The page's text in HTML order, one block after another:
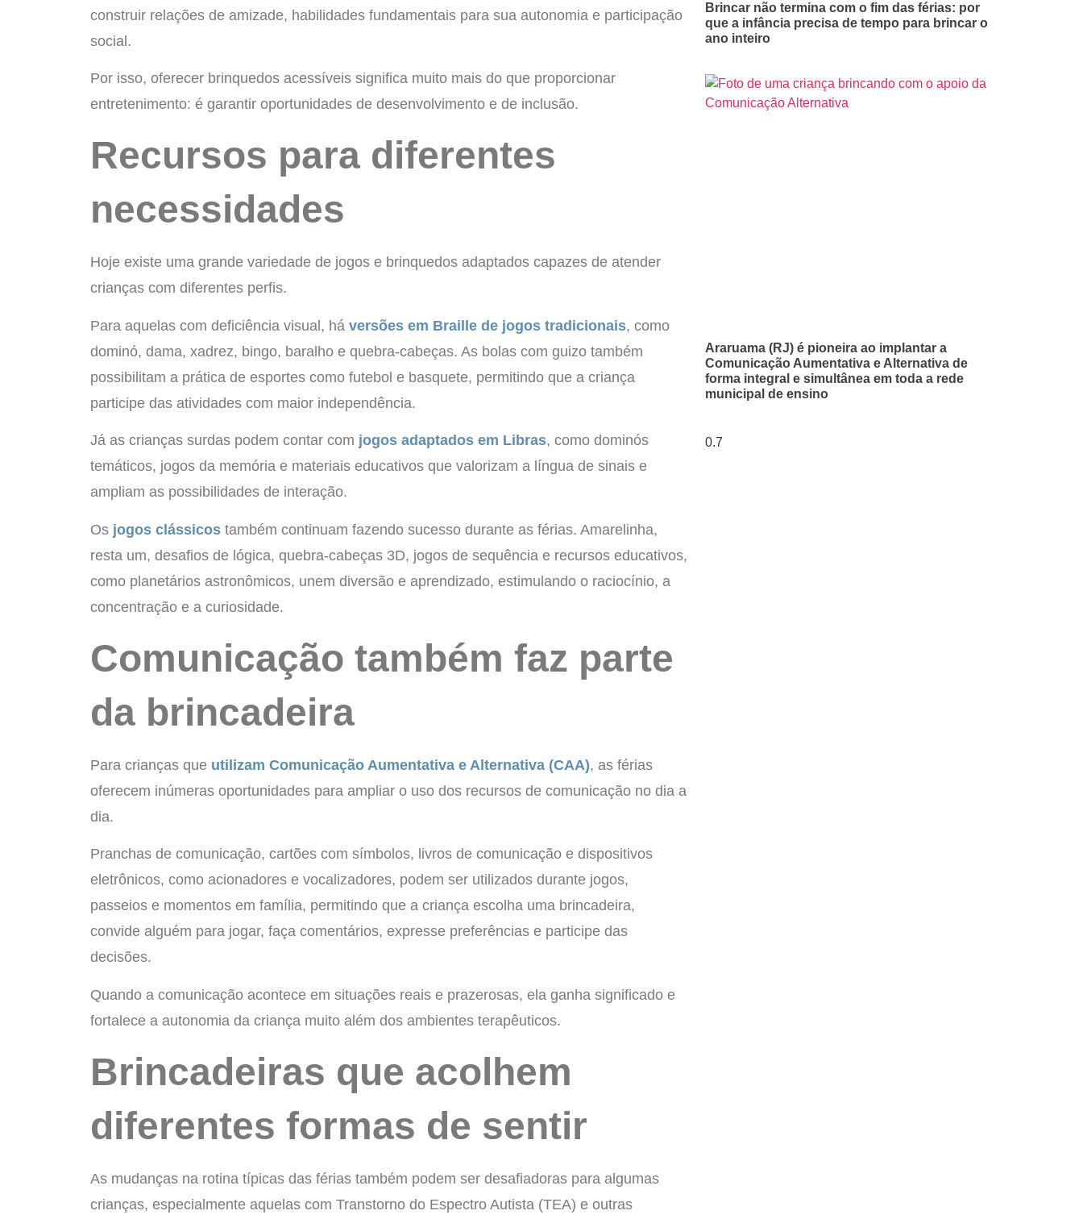
construir relações de amizade, habilidades fundamentais para sua autonomia e participação
social.
Por isso, oferecer brinquedos acessíveis significa muito mais do que proporcionar
entretenimento: é garantir oportunidades de desenvolvimento e de inclusão.
Recursos para diferentes
necessidades
Hoje existe uma grande variedade de jogos e brinquedos adaptados capazes de atender
crianças com diferentes perfis.
Para aquelas com deficiência visual, há versões em Braille de jogos tradicionais, como
dominó, dama, xadrez, bingo, baralho e quebra-cabeças. As bolas com guizo também
possibilitam a prática de esportes como futebol e basquete, permitindo que a criança
participe das atividades com maior independência.
Já as crianças surdas podem contar com jogos adaptados em Libras, como dominós
temáticos, jogos da memória e materiais educativos que valorizam a língua de sinais e
ampliam as possibilidades de interação.
Os jogos clássicos também continuam fazendo sucesso durante as férias. Amarelinha,
resta um, desafios de lógica, quebra-cabeças 3D, jogos de sequência e recursos educativos,
como planetários astronômicos, unem diversão e aprendizado, estimulando o raciocínio, a
concentração e a curiosidade.
Comunicação também faz parte
da brincadeira
Para crianças que utilizam Comunicação Aumentativa e Alternativa (CAA), as férias
oferecem inúmeras oportunidades para ampliar o uso dos recursos de comunicação no dia a
dia.
Pranchas de comunicação, cartões com símbolos, livros de comunicação e dispositivos
eletrônicos, como acionadores e vocalizadores, podem ser utilizados durante jogos,
passeios e momentos em família, permitindo que a criança escolha uma brincadeira,
convide alguém para jogar, faça comentários, expresse preferências e participe das
decisões.
Quando a comunicação acontece em situações reais e prazerosas, ela ganha significado e
fortalece a autonomia da criança muito além dos ambientes terapêuticos.
Brincadeiras que acolhem
diferentes formas de sentir
As mudanças na rotina típicas das férias também podem ser desafiadoras para algumas
crianças, especialmente aquelas com Transtorno do Espectro Autista (TEA) e outras
Brincar não termina com o fim das férias: por
que a infância precisa de tempo para brincar o
ano inteiro
Araruama (RJ) é pioneira ao implantar a
Comunicação Aumentativa e Alternativa de
forma integral e simultânea em toda a rede
municipal de ensino